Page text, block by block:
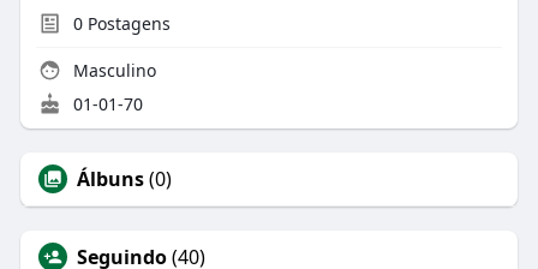
0Postagens
Masculino
01-01-70
Álbuns(0)
Seguindo(40)